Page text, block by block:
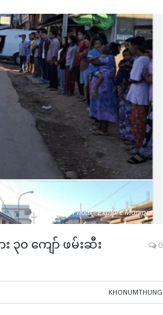
Photo - Explore Manipur
၃၀ ကျော် ဖမ်းဆီး
0
KHONUMTHUNG